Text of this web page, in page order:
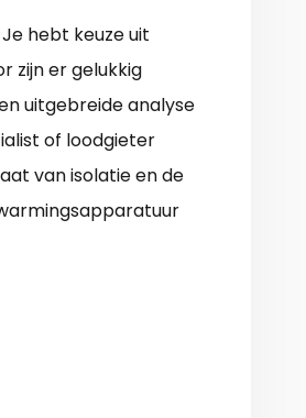
hebt keuze uit
zijn er gelukkig
uitgebreide analyse
of loodgieter
van isolatie en de